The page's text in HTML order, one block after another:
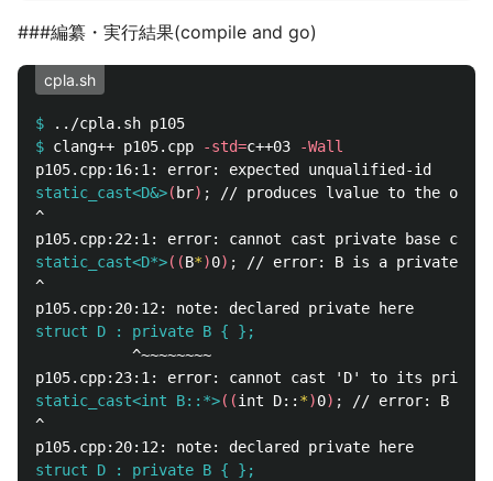
###編纂・実行結果(compile and go)
cpla.sh
$
$ clang++ p105.cpp -std=c++03
-Wall
static_cast<D&>( br) ;
^
static_cast<D*>((B*)0) ;
^
struct D : private B { };
           ^~~~~~~~~
static_cast<int B::*>((int D:: *)0) ;
^
struct D : private B { };